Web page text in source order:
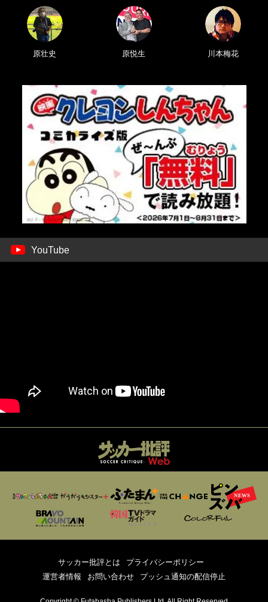
原壮史 原悦生 川本梅花
YouTube
サッカー批評とは
プライバシーポリシー
運営者情報
お問い合わせ プッシュ通知の配信停止